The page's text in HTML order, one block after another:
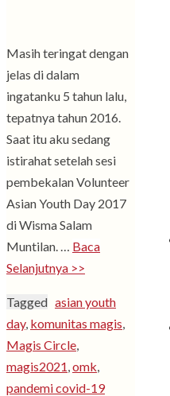
Masih teringat dengan
jelas di dalam
ingatanku 5 tahun lalu,
tepatnya tahun 2016.
Saat itu aku sedang
istirahat setelah sesi
pembekalan Volunteer
Asian Youth Day 2017
di Wisma Salam
Muntilan. … Baca
Selanjutnya >>
Tagged asian youth
day, komunitas magis
Magis Circle
magis2021 omk
pandemi covid-19